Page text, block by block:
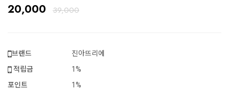
20,000 39,000
브랜드
진아뜨리에
적립금
1%
포인트
1%